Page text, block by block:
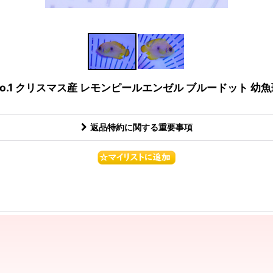
クリスマス産 レモンピールエンゼル ブルードット 幼
返品特約に関する重要事項